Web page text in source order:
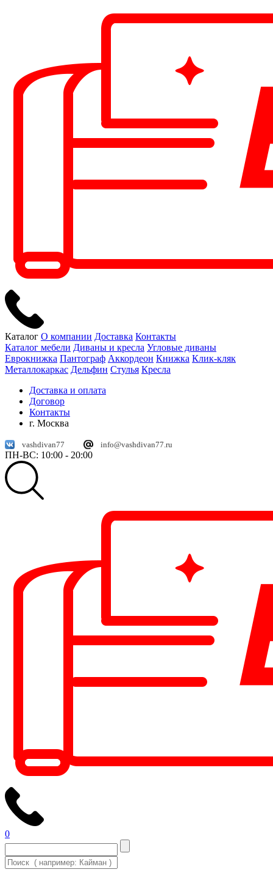
Каталог О компании Доставка Контакты
Каталог мебели Диваны и кресла Угловые диваны
Еврокнижка Пантограф Аккордеон Книжка Клик-кляк
Металлокаркас Дельфин Стулья Кресла
Доставка и оплата
Договор
Контакты
г. Москва
vashdivan77 info@vashdivan77.ru
ПН-ВС: 10:00 - 20:00
0